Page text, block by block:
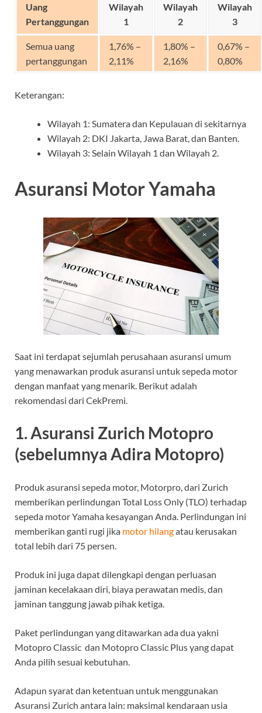
Uang
Pertanggungan
Wilayah
1
Wilayah
2
Wilayah
3
Semua uang
pertanggungan
1,76% –
2,11%
1,80% –
2,16%
0,67% –
0,80%
Keterangan:
Wilayah 1: Sumatera dan Kepulauan di sekitarnya
Wilayah 2: DKI Jakarta, Jawa Barat, dan Banten.
Wilayah 3: Selain Wilayah 1 dan Wilayah 2.
Asuransi Motor Yamaha
Saat ini terdapat sejumlah perusahaan asuransi umum
yang menawarkan produk asuransi untuk sepeda motor
dengan manfaat yang menarik. Berikut adalah
rekomendasi dari CekPremi.
1. Asuransi Zurich Motopro
(sebelumnya Adira Motopro)
Produk asuransi sepeda motor, Motorpro, dari Zurich
memberikan perlindungan Total Loss Only (TLO) terhadap
sepeda motor Yamaha kesayangan Anda. Perlindungan ini
memberikan ganti rugi jika motor hilangatau kerusakan
total lebih dari 75 persen.
Produk ini juga dapat dilengkapi dengan perluasan
jaminan kecelakaan diri, biaya perawatan medis, dan
jaminan tanggung jawab pihak ketiga.
Paket perlindungan yang ditawarkan ada dua yakni
Motopro Classic dan Motopro Classic Plus yang dapat
Anda pilih sesuai kebutuhan.
Adapun syarat dan ketentuan untuk menggunakan
Asuransi Zurich antara lain: maksimal kendaraan usia